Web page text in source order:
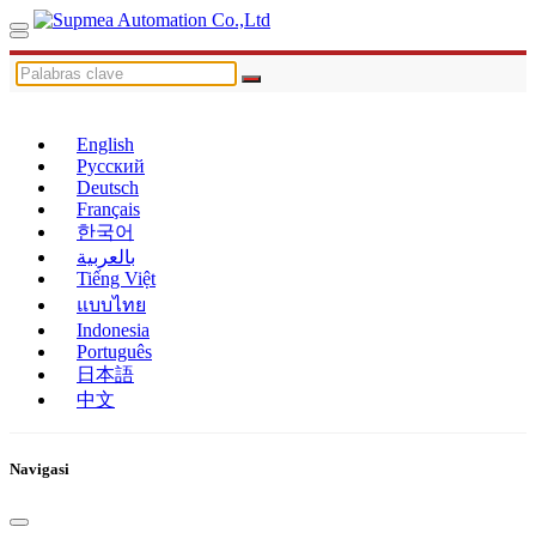
English
Русский
Deutsch
Français
한국어
بالعربية
Tiếng Việt
แบบไทย
Indonesia
Português
日本語
中文
Navigasi